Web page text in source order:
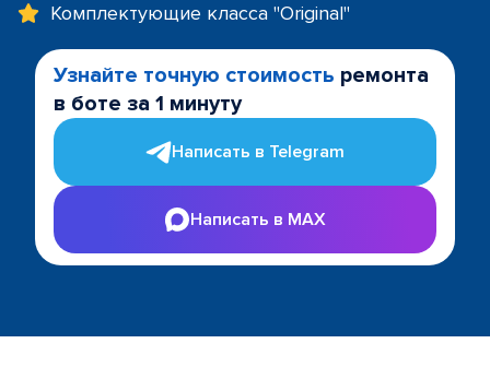
Комплектующие класса "Original"
Узнайте точную стоимость ремонта
в боте за 1 минуту
Написать в Telegram
Написать в MAX